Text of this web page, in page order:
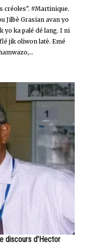
créoles". #Martinique.
Jilbè Grasian avan yo
yo ka palé dé lang. I ni
jik oliwon latè. Emé
discours d'Hector